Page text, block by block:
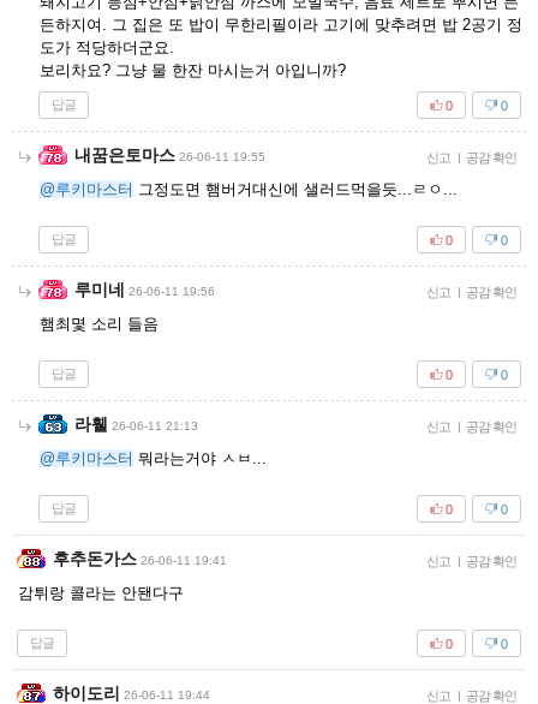
든하지여. 그 집은 또 밥이 무한리필이라 고기에 맞추려면 밥 2공기 정
도가 적당하더군요.
보리차요? 그냥 물 한잔 마시는거 아입니까?
답글 0
0
내꿈은토마스 26-06-11 19:55 신고 | 공감 확인
@루키마스터 그정도면 햄버거대신에 샐러드먹을듯...ㄹㅇ...
답글 0
0
루미네 26-06-11 19:56 신고 | 공감 확인
햄최몇 소리 들음
답글 0
0
라휄 26-06-11 21:13 신고 | 공감 확인
@루키마스터 뭐라는거야 ㅅㅂ...
답글 0
0
후추돈가스 26-06-11 19:41 신고 | 공감 확인
감튀랑 콜라는 안됀다구
답글 0
0
하이도리 26-06-11 19:44 신고 | 공감 확인